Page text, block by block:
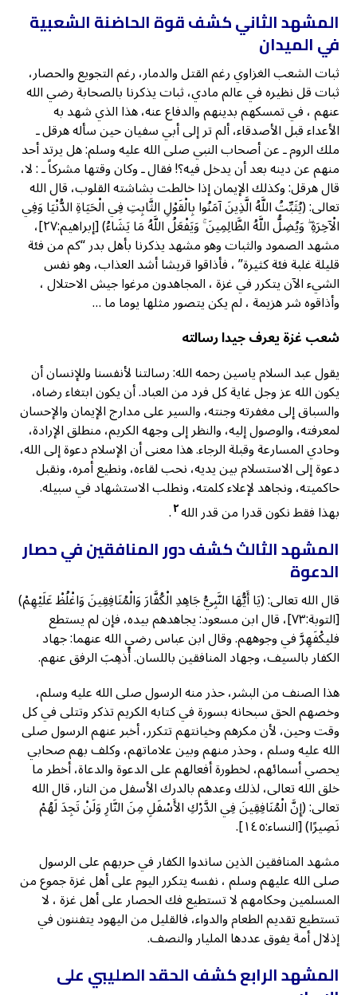
المشهد الثاني كشف قوة الحاضنة الشعبية
في الميدان
ثبات الشعب الغزاوي رغم القتل والدمار، رغم التجويع والحصار،
ثبات قل نظيره في عالم مادي، ثبات يذكرنا بالصحابة رضي الله
عنهم ، في تمسكهم بدينهم والدفاع عنه، هذا الذي شهد به
الأعداء قبل الأصدقاء، ألم تر إلى أبي سفيان حين سأله هرقل ـ
ملك الروم ـ عن أصحاب النبي صلى الله عليه وسلم: هل يرتد أحد
منهم عن دينه بعد أن يدخل فيه؟! فقال ـ وكان وقتها مشركاً ـ : لا،
قال هرقل: وكذلك الإيمان إذا خالطت بشاشته القلوب، قال الله
تعالى: (يُثَبِّتُ اللَّهُ الَّذِينَ آمَنُوا بِالْقَوْلِ الثَّابِتِ فِي الْحَيَاةِ الدُّنْيَا وَفِي
الْآخِرَةِ ۖ وَيُضِلُّ اللَّهُ الظَّالِمِينَ ۚ وَيَفْعَلُ اللَّهُ مَا يَشَاءُ) [إبراهيم:٢٧]،
مشهد الصمود والثبات وهو مشهد يذكرنا بأهل بدر “كم من فئة
قليلة غلبة فئة كثيرة” ، فأذاقوا قريشا أشد العذاب، وهو نفس
الشيء الآن يتكرر في غزة ، المجاهدون مرغوا جيش الاحتلال ،
وأذاقوه شر هزيمة ، لم يكن يتصور مثلها يوما ما …
شعب غزة يعرف جيدا رسالته
يقول عبد السلام ياسين رحمه الله: رسالتنا لأنفسنا وللإنسان أن
يكون الله عز وجل غاية كل فرد من العباد. أن يكون ابتغاء رضاه،
والسباق إلى مغفرته وجنته، والسير على مدارج الإيمان والإحسان
لمعرفته، والوصول إليه، والنظر إلى وجهه الكريم، منطلق الإرادة،
وحادي المسارعة وقبلة الرجاء. هذا معنى أن الإسلام دعوة إلى الله،
دعوة إلى الاستسلام بين يديه، نحب لقاءه، ونطيع أمره، ونقبل
حاكميته، ونجاهد لإعلاء كلمته، ونطلب الاستشهاد في سبيله.
بهذا فقط نكون قدرا من قدر الله٢.
المشهد الثالث كشف دور المنافقين في حصار
الدعوة
قال الله تعالى: (يَا أَيُّهَا النَّبِيُّ جَاهِدِ الْكُفَّارَ وَالْمُنَافِقِينَ وَاغْلُظْ عَلَيْهِمْ)
[التوبة:٧٣]، قال ابن مسعود: يجاهدهم بيده، فإن لم يستطع
فليكْفَهِرَّ في وجوههم. وقال ابن عباس رضي الله عنهما: جهاد
الكفار بالسيف، وجهاد المنافقين باللسان. أُذهِبَ الرفق عنهم.
هذا الصنف من البشر، حذر منه الرسول صلى الله عليه وسلم،
وخصهم الحق سبحانه بسورة في كتابه الكريم تذكر وتتلى في كل
وقت وحين، لأن مكرهم وخيانتهم تتكرر، أخبر عنهم الرسول صلى
الله عليه وسلم ، وحذر منهم وبين علاماتهم، وكلف بهم صحابي
يحصي أسمائهم، لخطورة أفعالهم على الدعوة والدعاة، أخطر ما
خلق الله تعالى، لذلك وعدهم بالدرك الأسفل من النار، قال الله
تعالى: (إِنَّ الْمُنَافِقِينَ فِي الدَّرْكِ الأَسْفَلِ مِنَ النَّارِ وَلَنْ تَجِدَ لَهُمْ
نَصِيرًا) [النساء:١٤٥].
مشهد المنافقين الذين ساندوا الكفار في حربهم على الرسول
صلى الله عليهم وسلم ، نفسه يتكرر اليوم على أهل غزة جموع من
المسلمين وحكامهم لا تستطيع فك الحصار على أهل غزة ، لا
تستطيع تقديم الطعام والدواء، فالقليل من اليهود يتفننون في
إذلال أمة يفوق عددها المليار والنصف.
المشهد الرابع كشف الحقد الصليبي على